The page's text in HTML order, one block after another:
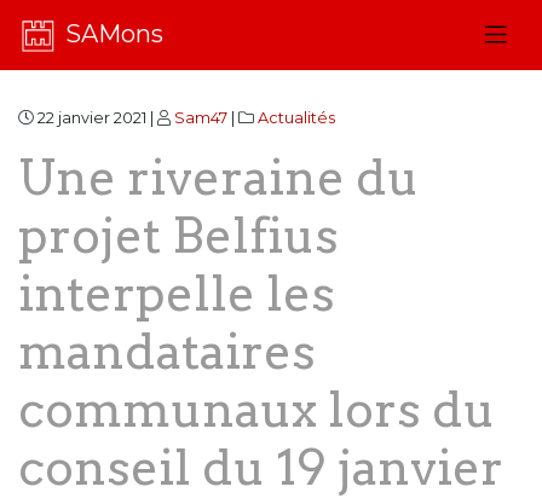
SAMons
22 janvier 2021 | Sam47 Actualités
Une riveraine du
projet Belfius
interpelle les
mandataires
communaux lors du
conseil du 19 janvier